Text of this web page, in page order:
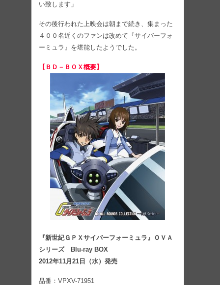
い致します」
その後行われた上映会は朝まで続き、集まった
４００名近くのファンは改めて『サイバーフォ
ーミュラ』を堪能したようでした。
【ＢＤ－ＢＯＸ概要】
『新世紀ＧＰＸサイバーフォーミュラ』ＯＶＡ
シリーズ Blu-ray BOX
2012年11月21日（水）発売
品番：VPXV-71951